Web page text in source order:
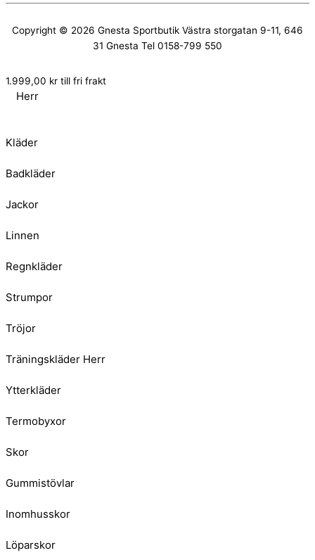
Copyright © 2026 Gnesta Sportbutik Västra storgatan 9-11, 646
31 Gnesta Tel 0158-799 550
1.999,00 kr till fri frakt
Herr
Kläder
Badkläder
Jackor
Linnen
Regnkläder
Strumpor
Tröjor
Träningskläder Herr
Ytterkläder
Termobyxor
Skor
Gummistövlar
Inomhusskor
Löparskor